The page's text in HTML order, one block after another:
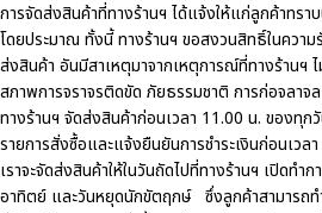
การจัดส่งสินค้าที่ทางร้านฯ ได้แจ้งให้แก่ลูกค้าทรา
โดยประมาณ ทั้งนี้ ทางร้านฯ ขอสงวนสิทธิ์ในควา
ส่งสินค้า อันมีสาเหตุมาจากเหตุการณ์ที่ทางร้านฯ
สภาพการจราจรติดขัด ภัยธรรมชาติ การก่อจลาจ
ทางร้านฯ จัดส่งสินค้าก่อนเวลา 11.00 น. ของทุก
รายการสั่งซื้อและแจ้งยืนยันการชำระเงินก่อนเวล
เราจะจัดส่งสินค้าให้ในวันถัดไปที่ทางร้านฯ เปิดท
อาทิตย์ และวันหยุดนักขัตฤกษ์ ซึ่งลูกค้าสามารถท